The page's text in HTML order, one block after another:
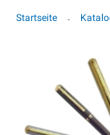
Startseite